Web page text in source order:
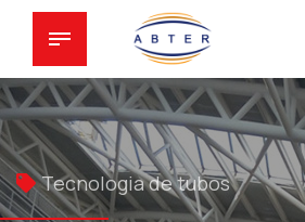
Tecnologia de tubos